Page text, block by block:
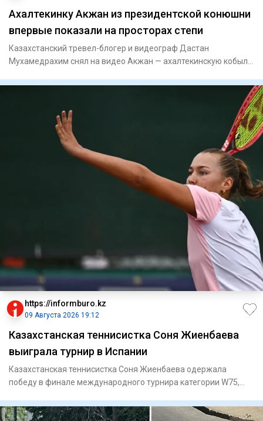
Ахалтекинку Акжан из президентской конюшни
впервые показали на просторах степи
Казахстанский тревел-блогер и видеограф Дастан
Мухамедрахим снял на видео Акжан — ахалтекинскую кобылу
https://informburo.kz
09 Августа 2026 19:12
Казахстанская теннисистка Соня Жиенбаева
выиграла турнир в Испании
Казахстанская теннисистка Соня Жиенбаева одержала
победу в финале международного турнира категории W75,